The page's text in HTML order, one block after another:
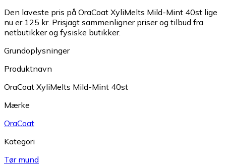
Den laveste pris på OraCoat XyliMelts Mild-Mint 40st lige
nu er 125 kr. Prisjagt sammenligner priser og tilbud fra
netbutikker og fysiske butikker.
Grundoplysninger
Produktnavn
OraCoat XyliMelts Mild-Mint 40st
Mærke
OraCoat
Kategori
Tør mund